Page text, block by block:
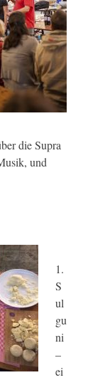
die Supra
und
1.
S
ul
gu
ni
–
ei